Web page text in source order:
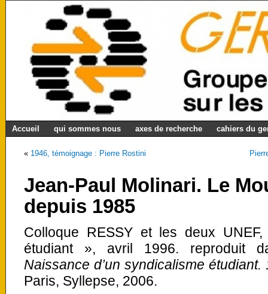
Accueil qui sommes nous axes de recherche cahiers du
« 1946, témoignage : Pierre Rostini
Jean-Paul Molinari. Le
depuis 1985
Colloque RESSY et les deux
étudiant », avril 1996. reproduit
Naissance d’un syndicalisme
Paris, Syllepse, 2006.